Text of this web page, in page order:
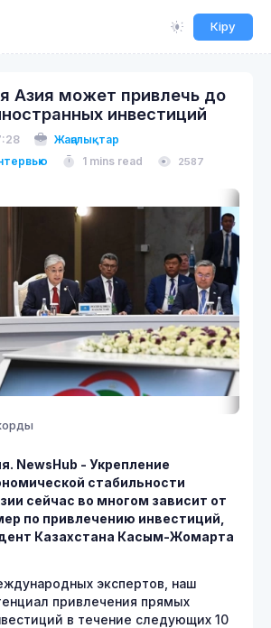
Кіру
Азия может привлечь до
инвестиций
Жаңалықтар
1 mins read 2587
NewsHub - Укрепление
стабильности
сейчас во многом зависит от
по привлечению инвестиций,
Казахстана Касым-Жомарта
экспертов, наш
привлечения прямых
в течение следующих 10